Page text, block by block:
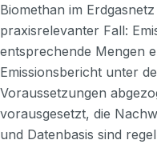
Biomethan im
praxisrelevanter Fall:
entsprechende Mengen
Emissionsbericht unter
Voraussetzungen
vorausgesetzt, die
und Datenbasis sind